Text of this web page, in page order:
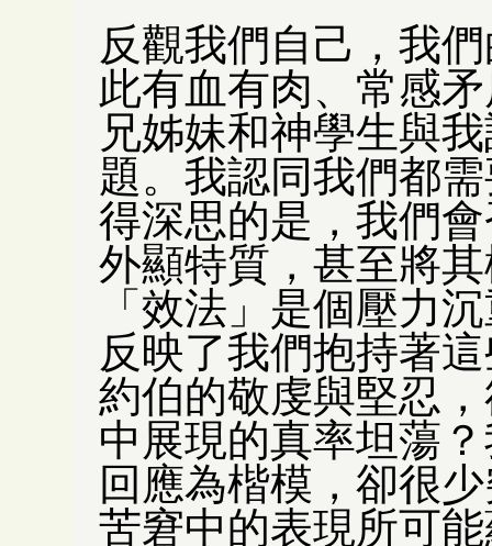
反觀我們自己，我
此有血有肉、常感
兄姊妹和神學生與
題。我認同我們都
得深思的是，我們
外顯特質，甚至將
「效法」是個壓力
反映了我們抱持著
約伯的敬虔與堅忍
中展現的真率坦蕩
回應為楷模，卻很
苦窘中的表現所可